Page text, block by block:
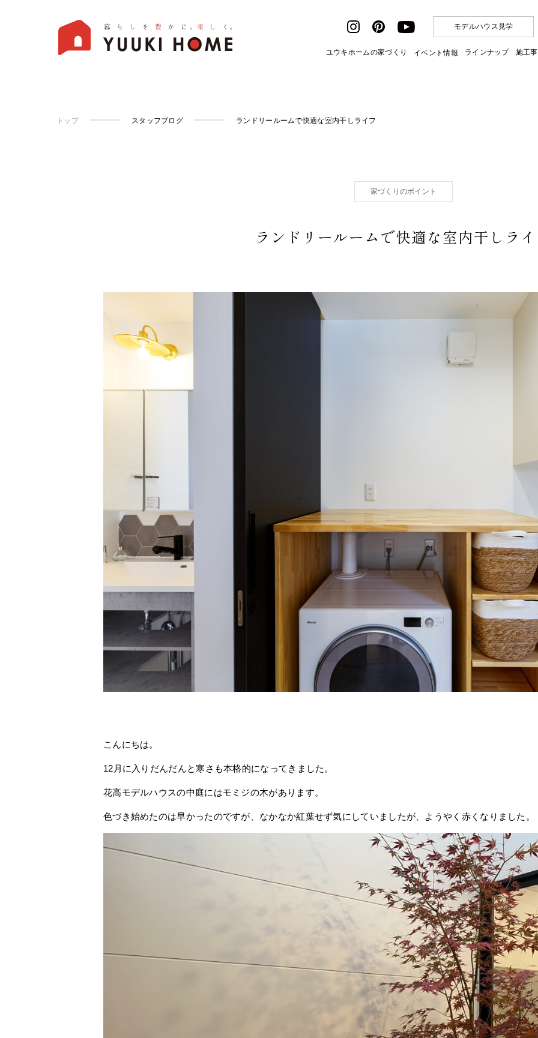
ユウキホームの家づくり イベント情報 ラインナップ 施工
モデルハウス見学
トップ スタッフブログ ランドリールームで快適な室内干しライフ
家づくりのポイント
ランドリールームで快適な室内干しラ
こんにちは。
12 月に入りだんだんと寒さも本格的になってきました。
花高モデルハウスの中庭にはモミジの木があります。
色づき始めたのは早かったのですが、なかなか紅葉せず気にしていましたが、ようやく赤くなりました。